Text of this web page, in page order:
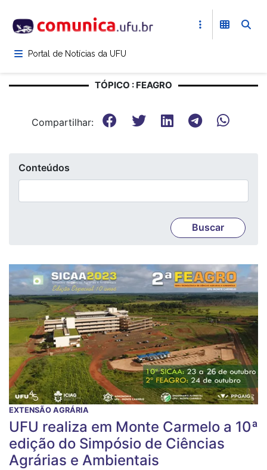
para
conteúdoPortal de Notícias da UFU
TÓPICO : FEAGRO
Compartilhar:
Conteúdos
EXTENSÃO AGRÁRIA
UFU realiza em Monte Carmelo a 10ª
edição do Simpósio de Ciências
Agrárias e Ambientais